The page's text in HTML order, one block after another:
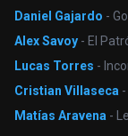
Daniel Gajardo -
Alex Savoy - El
Lucas Torres -
Cristian Villaseca
Matías Aravena -